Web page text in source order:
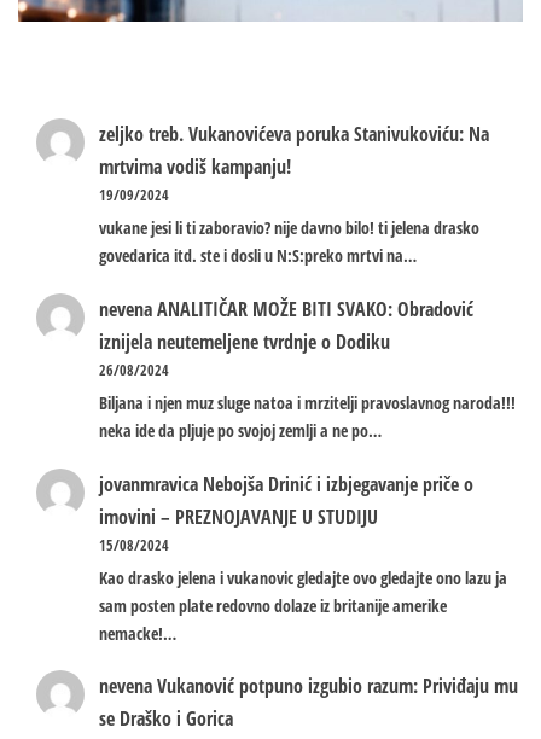
zeljko treb.Vukanovićeva poruka Stanivukoviću: Na
mrtvima vodiš kampanju!
19/09/2024
vukane jesi li ti zaboravio? nije davno bilo! ti jelena drasko
govedarica itd. ste i dosli u N:S:preko mrtvi na…
nevenaANALITIČAR MOŽE BITI SVAKO: Obradović
iznijela neutemeljene tvrdnje o Dodiku
26/08/2024
Biljana i njen muz sluge natoa i mrzitelji pravoslavnog naroda!!!
neka ide da pljuje po svojoj zemlji a ne po…
jovanmravica Nebojša Drinić i izbjegavanje priče o
imovini – PREZNOJAVANJE U STUDIJU
15/08/2024
Kao drasko jelena i vukanovic gledajte ovo gledajte ono lazu ja
sam posten plate redovno dolaze iz britanije amerike
nemacke!…
nevenaVukanović potpuno izgubio razum: Priviđaju mu
se Draško i Gorica